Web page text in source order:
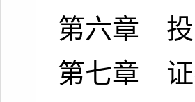
第六章 投
第七章 证